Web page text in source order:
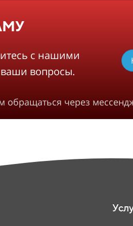
с нашими
вопросы.
обращаться через